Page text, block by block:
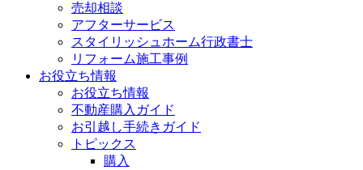
売却相談
アフターサービス
スタイリッシュホーム行政書士
リフォーム施工事例
お役立ち情報
お役立ち情報
不動産購入ガイド
お引越し手続きガイド
トピックス
購入